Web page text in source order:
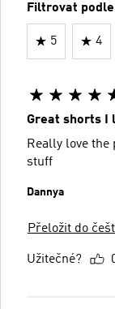
Filtrovat
5 4
Great shorts I
Really love
stuff
Dannya
Přeložit do
Užitečné?